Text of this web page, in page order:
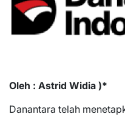
Oleh : Astrid Widia )*
Danantara telah